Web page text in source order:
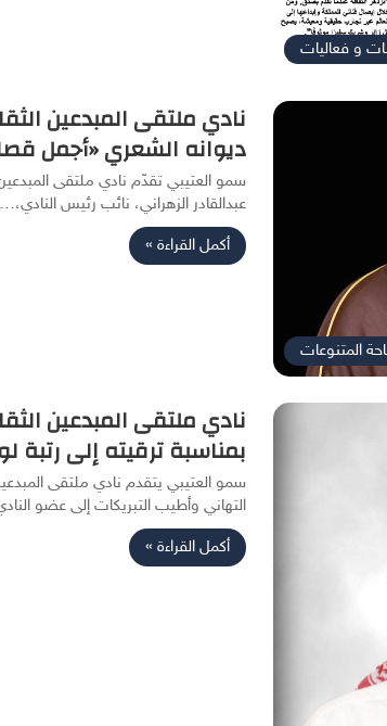
و فعاليات
المتنوعات
نادي ملتقى المبدعين
ديوانه الشعري «أجمل
سمو العتيبي تقدّم نادي ملتقى
عبدالقادر الزهراني، نائب رئيس النادي،…
أكمل القراءة »
نادي ملتقى المبدعين
بمناسبة ترقيته إلى رتبة
سمو العتيبي يتقدم نادي ملتقى
التهاني وأطيب التبريكات إلى عضو
أكمل القراءة »